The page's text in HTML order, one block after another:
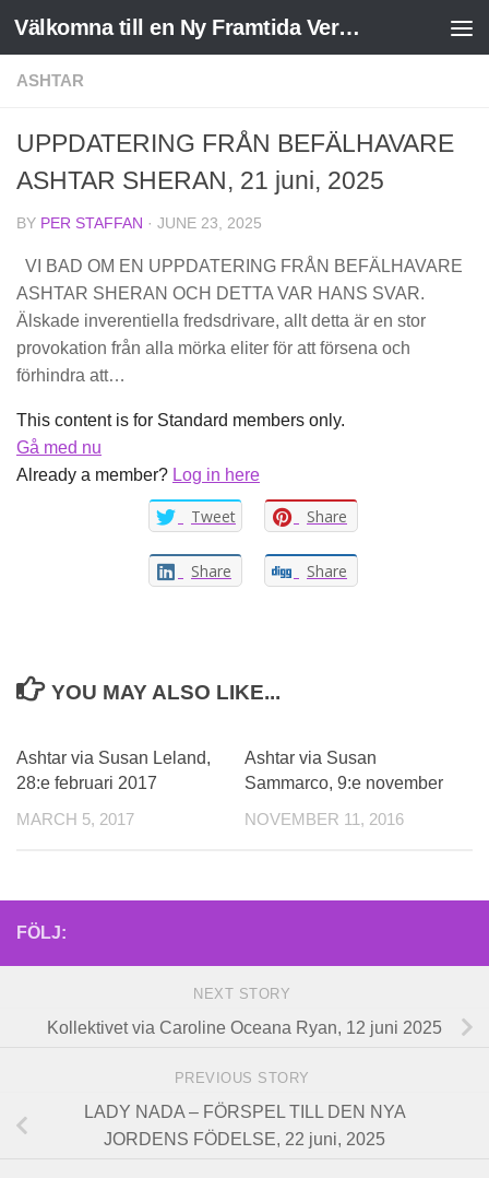
Skip to content Välkomna till en Ny Framtida Verklighet
ASHTAR
UPPDATERING FRÅN BEFÄLHAVARE
ASHTAR SHERAN, 21 juni, 2025
BY PER STAFFAN · JUNE 23, 2025
VI BAD OM EN UPPDATERING FRÅN BEFÄLHAVARE
ASHTAR SHERAN OCH DETTA VAR HANS SVAR.
Älskade inverentiella fredsdrivare, allt detta är en stor
provokation från alla mörka eliter för att försena och
förhindra att…
This content is for Standard members only.
Gå med nu
Already a member? Log in here
Tweet Share
Share Share
YOU MAY ALSO LIKE...
Ashtar via Susan Leland,
28:e februari 2017
MARCH 5, 2017
Ashtar via Susan
Sammarco, 9:e november
NOVEMBER 11, 2016
FÖLJ:
NEXT STORY
Kollektivet via Caroline Oceana Ryan, 12 juni 2025
PREVIOUS STORY
LADY NADA – FÖRSPEL TILL DEN NYA
JORDENS FÖDELSE, 22 juni, 2025